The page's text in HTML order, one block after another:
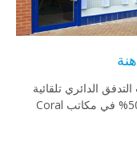
تلقائية
التنظيف توفيراً إضافياً في الطاقة بنسبة 50% في مكاتب Coral